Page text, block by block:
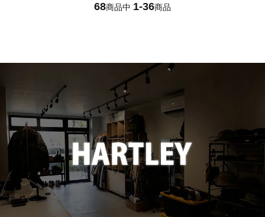
68商品中 1-36商品
oddment
ORGUEIL
Padmore&Barnes
PAYDAY